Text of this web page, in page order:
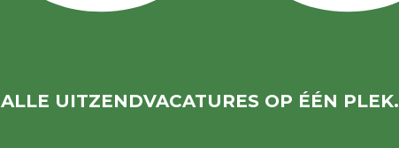
ALLE UITZENDVACATURES OP ÉÉN PLEK.